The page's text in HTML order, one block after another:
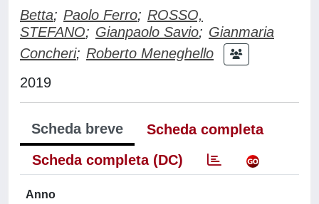
Betta; Paolo Ferro; ROSSO,
STEFANO; Gianpaolo Savio; Gianmaria
Concheri; Roberto Meneghello
2019
Scheda breve
Scheda completa
Scheda completa (DC)
Anno